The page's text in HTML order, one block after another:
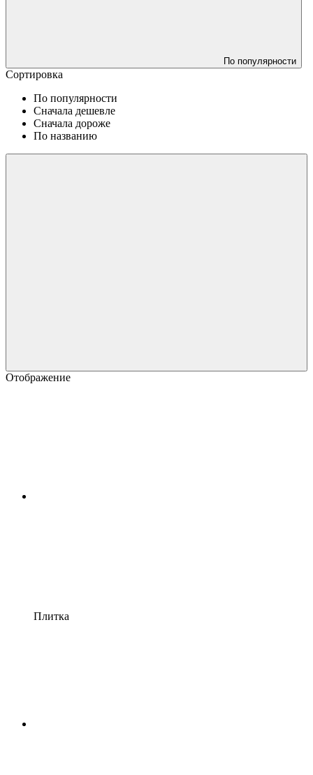
По популярности
Сортировка
По популярности
Сначала дешевле
Сначала дороже
По названию
Отображение
Плитка